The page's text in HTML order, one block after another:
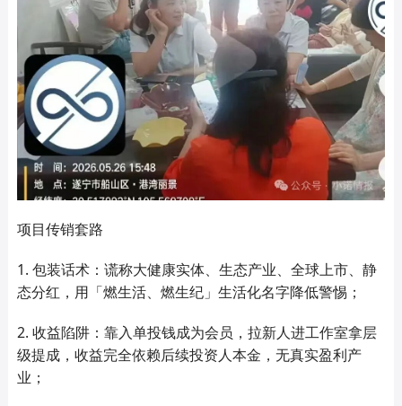
项目传销套路
1. 包装话术：谎称大健康实体、生态产业、全球上市、静
态分红，用「燃生活、燃生纪」生活化名字降低警惕；
2. 收益陷阱：靠入单投钱成为会员，拉新人进工作室拿层
级提成，收益完全依赖后续投资人本金，无真实盈利产
业；